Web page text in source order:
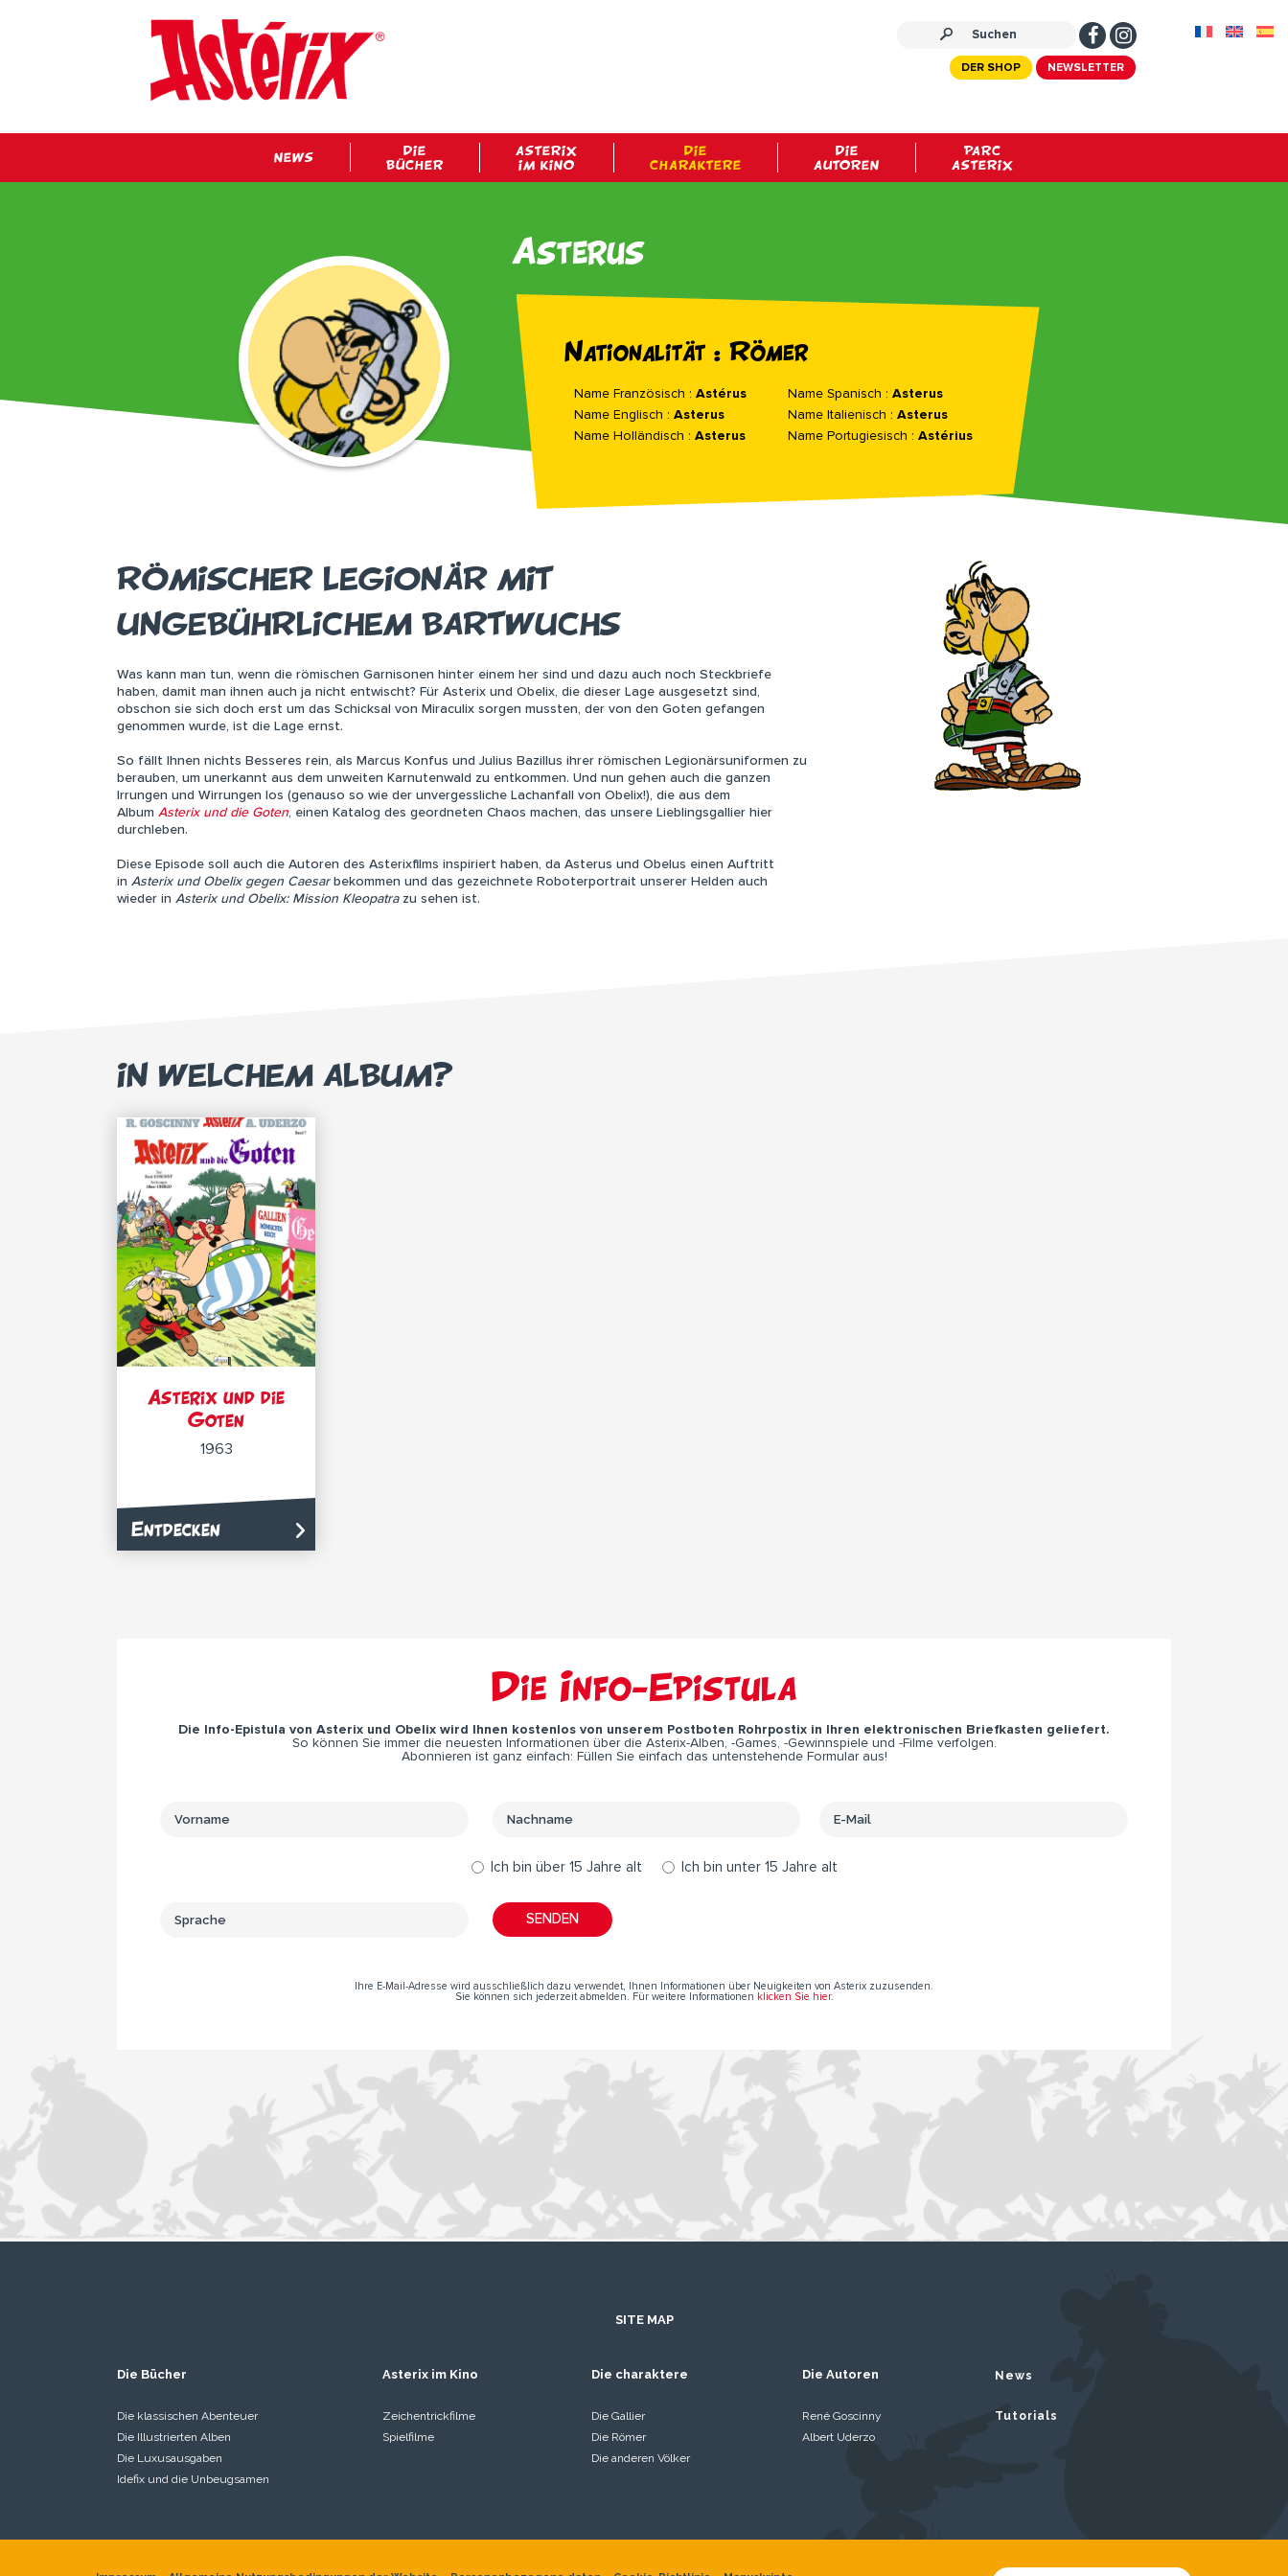
NEWSLETTER
DER SHOP
NEWS
DIE
BÜCHER
ASTERIX
IM KINO
DIE
CHARAKTERE
DIE
AUTOREN
PARC
ASTERIX
Asterus
Nationalität : Römer
Name Französisch : Astérus
Name Englisch : Asterus
Name Holländisch : Asterus
Name Spanisch : Asterus
Name Italienisch : Asterus
Name Portugiesisch : Astérius
RÖMISCHER LEGIONÄR MIT
UNGEBÜHRLICHEM BARTWUCHS
Was kann man tun, wenn die römischen Garnisonen hinter einem her sind und dazu auch noch Steckbriefe
haben, damit man ihnen auch ja nicht entwischt? Für Asterix und Obelix, die dieser Lage ausgesetzt sind,
obschon sie sich doch erst um das Schicksal von Miraculix sorgen mussten, der von den Goten gefangen
genommen wurde, ist die Lage ernst.
So fällt Ihnen nichts Besseres rein, als Marcus Konfus und Julius Bazillus ihrer römischen Legionärsuniformen zu
berauben, um unerkannt aus dem unweiten Karnutenwald zu entkommen. Und nun gehen auch die ganzen
Irrungen und Wirrungen los (genauso so wie der unvergessliche Lachanfall von Obelix!), die aus dem
Album Asterix und die Goten, einen Katalog des geordneten Chaos machen, das unsere Lieblingsgallier hier
durchleben.
Diese Episode soll auch die Autoren des Asterixfilms inspiriert haben, da Asterus und Obelus einen Auftritt
in Asterix und Obelix gegen Caesarbekommen und das gezeichnete Roboterportrait unserer Helden auch
wieder in Asterix und Obelix: Mission Kleopatrazu sehen ist.
IN WELCHEM ALBUM?
Asterix und die
Goten
1963
Entdecken
Die Info-Epistula
Die Info-Epistula von Asterix und Obelix wird Ihnen kostenlos von unserem Postboten Rohrpostix in Ihren elektronischen Briefkasten geliefert.
So können Sie immer die neuesten Informationen über die Asterix-Alben, -Games, -Gewinnspiele und -Filme verfolgen.
Abonnieren ist ganz einfach: Füllen Sie einfach das untenstehende Formular aus!
Ich bin über 15 Jahre alt Ich bin unter 15 Jahre alt
Ihre E-Mail-Adresse wird ausschließlich dazu verwendet, Ihnen Informationen über Neuigkeiten von Asterix zuzusenden.
Sie können sich jederzeit abmelden. Für weitere Informationen klicken Sie hier.
SITE MAP
Die Bücher
Die klassischen Abenteuer
Die Illustrierten Alben
Die Luxusausgaben
Idefix und die Unbeugsamen
Asterix im Kino
Zeichentrickfilme
Spielfilme
Die charaktere
Die Gallier
Die Römer
Die anderen Völker
Die Autoren
René Goscinny
Albert Uderzo
News
Tutorials